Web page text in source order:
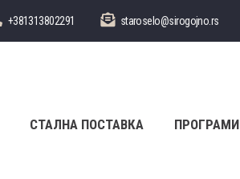
+381313802291 staroselo@sirogojno.rs
СТАЛНА ПОСТАВКА ПРОГРАМИ